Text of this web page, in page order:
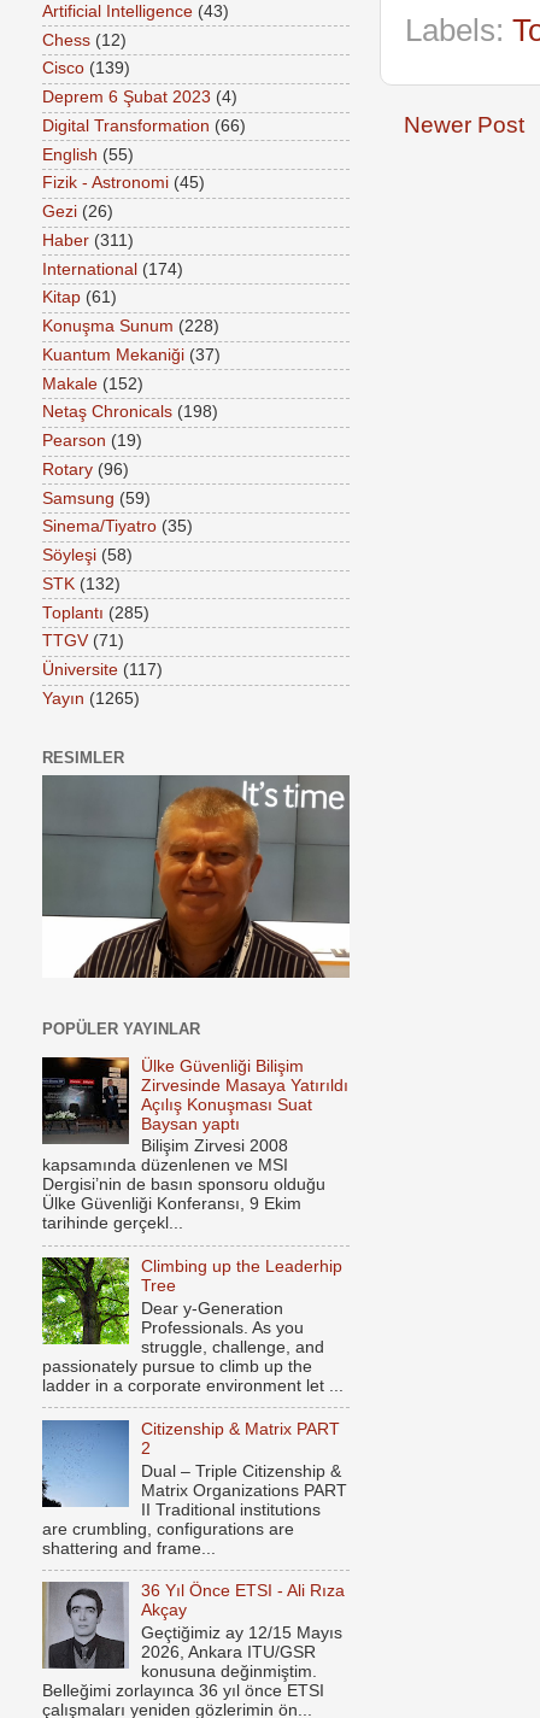
Labels:
Newer Post
Artificial Intelligence (43)
Chess (12)
Cisco (139)
Deprem 6 Şubat 2023 (4)
Digital Transformation (66)
English (55)
Fizik - Astronomi (45)
Gezi (26)
Haber (311)
International (174)
Kitap (61)
Konuşma Sunum (228)
Kuantum Mekaniği (37)
Makale (152)
Netaş Chronicals (198)
Pearson (19)
Rotary (96)
Samsung (59)
Sinema/Tiyatro (35)
Söyleşi (58)
STK (132)
Toplantı (285)
TTGV (71)
Üniversite (117)
Yayın (1265)
RESIMLER
POPÜLER YAYINLAR
Ülke Güvenliği Bilişim
Zirvesinde Masaya Yatırıldı
Açılış Konuşması Suat
Baysan yaptı
Bilişim Zirvesi 2008
kapsamında düzenlenen ve MSI
Dergisi’nin de basın sponsoru olduğu
Ülke Güvenliği Konferansı, 9 Ekim
tarihinde gerçekl...
Climbing up the Leaderhip
Tree
Dear y-Generation
Professionals. As you
struggle, challenge, and
passionately pursue to climb up the
ladder in a corporate environment let ...
Citizenship & Matrix PART
2
Dual – Triple Citizenship &
Matrix Organizations PART
II Traditional institutions
are crumbling, configurations are
shattering and frame...
36 Yıl Önce ETSI - Ali Rıza
Akçay
Geçtiğimiz ay 12/15 Mayıs
2026, Ankara ITU/GSR
konusuna değinmiştim.
Belleğimi zorlayınca 36 yıl önce ETSI
çalışmaları yeniden gözlerimin ön...